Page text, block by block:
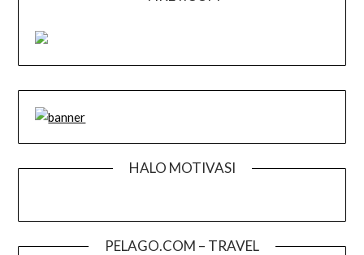
HALO MOTIVASI
PELAGO.COM – TRAVEL